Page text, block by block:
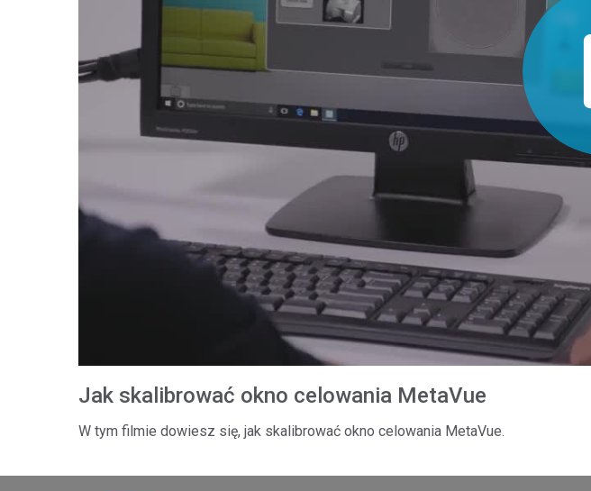
Tworzywa sztuczne
Jak skalibrować okno celowania MetaVue
W tym filmie dowiesz się, jak skalibrować okno celowania MetaVue.